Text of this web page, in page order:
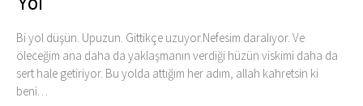
Yol
Bi yol düşün. Upuzun. Gittikçe uzuyor.Nefesim daralıyor. Ve
öleceğim ana daha da yaklaşmanın verdiği hüzün viskimi daha da
sert hale getiriyor. Bu yolda attığım her adım, allah kahretsin ki
beni…